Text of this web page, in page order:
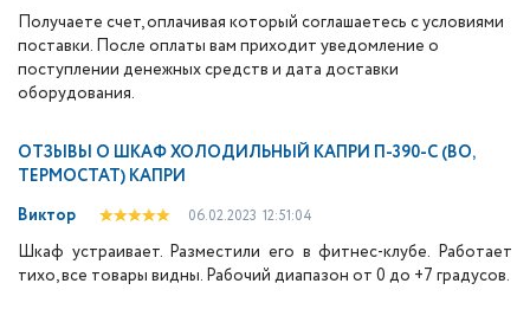
Получаете счет, оплачивая который соглашаетесь с условиями
поставки. После оплаты вам приходит уведомление о
поступлении денежных средств и дата доставки
оборудования.
ОТЗЫВЫ О ШКАФ ХОЛОДИЛЬНЫЙ КАПРИ П-390-С (ВО,
ТЕРМОСТАТ) КАПРИ
Виктор
06.02.2023 12:51:04
Шкаф устраивает. Разместили его в фитнес-клубе. Работает
тихо, все товары видны. Рабочий диапазон от 0 до +7 градусов.